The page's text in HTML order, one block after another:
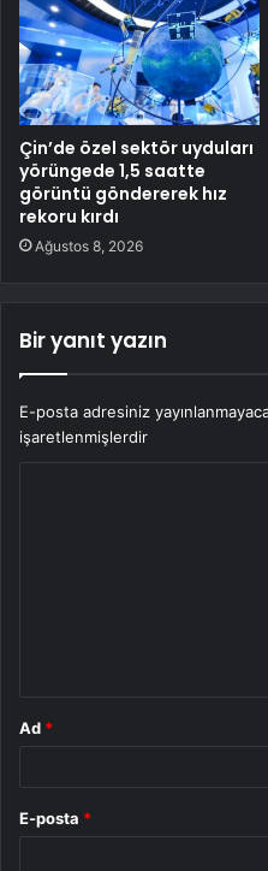
Çin’de özel sektör uyduları
yörüngede 1,5 saatte
görüntü göndererek hız
rekoru kırdı
Ağustos 8, 2026
Bir yanıt yazın
E-posta adresiniz
işaretlenmişlerdir
Ad *
E-posta *